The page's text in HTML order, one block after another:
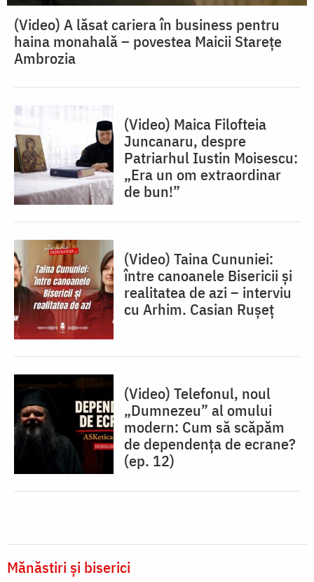
(Video) A lăsat cariera în business pentru
haina monahală – povestea Maicii Starețe
Ambrozia
(Video) Maica Filofteia
Juncanaru, despre
Patriarhul Iustin Moisescu:
„Era un om extraordinar
de bun!”
(Video) Taina Cununiei:
între canoanele Bisericii și
realitatea de azi – interviu
cu Arhim. Casian Rușeț
(Video) Telefonul, noul
„Dumnezeu” al omului
modern: Cum să scăpăm
de dependența de ecrane?
(ep. 12)
Mănăstiri și biserici